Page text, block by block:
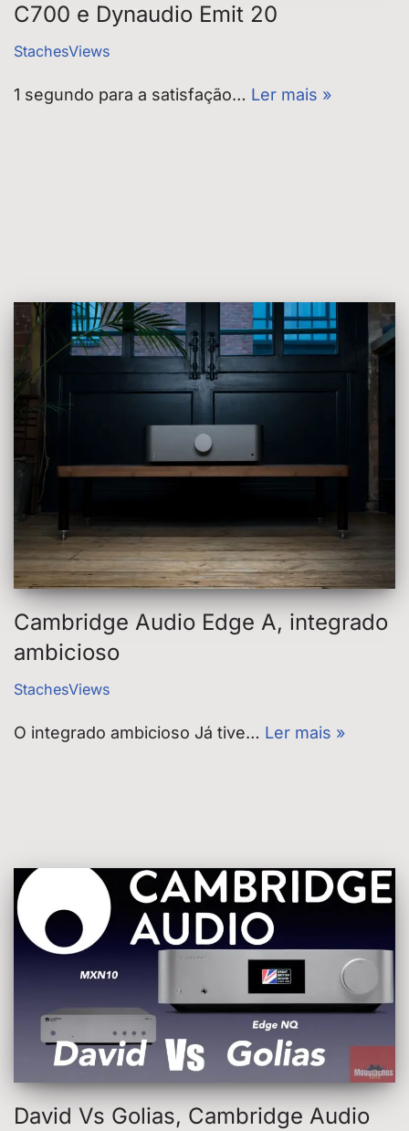
C700 e Dynaudio Emit 20
StachesViews
1 segundo para a satisfação… Ler mais »
Cambridge Audio Edge A, integrado
ambicioso
StachesViews
O integrado ambicioso Já tive… Ler mais »
David Vs Golias, Cambridge Audio